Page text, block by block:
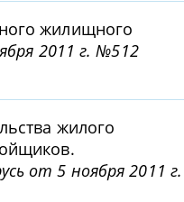
жилищного
2011 г. №512
жилого
от 5 ноября 2011 г.